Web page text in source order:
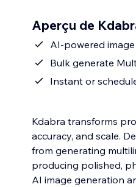
Aperçu de
AI-powered
Bulk generate
Instant or
Kdabra transforms
accuracy, and scale.
from generating
producing polished,
AI image generation